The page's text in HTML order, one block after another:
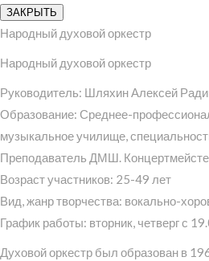
ЗАКРЫТЬ
Народный духовой оркестр
Народный духовой оркестр
Руководитель: Шляхин Алексей
Образование: Среднее-
музыкальное училище,
Преподаватель ДМШ.
Возраст участников: 25-49 лет
Вид, жанр творчества: вокально-
График работы: вторник, четверг с
Духовой оркестр был образован в